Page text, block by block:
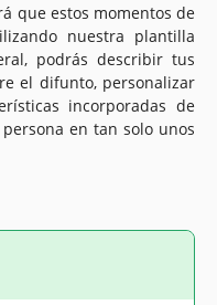
que estos momentos de
nuestra plantilla
podrás describir tus
el difunto, personalizar
incorporadas de
en tan solo unos